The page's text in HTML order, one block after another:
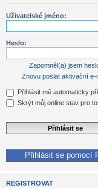
Uživatelské jméno:
Heslo:
Zapomněl(a) jsem
Znovu poslat aktivační e-
Přihlásit mě automaticky
Skrýt můj online stav pro
Přihlásit se pomocí
REGISTROVAT